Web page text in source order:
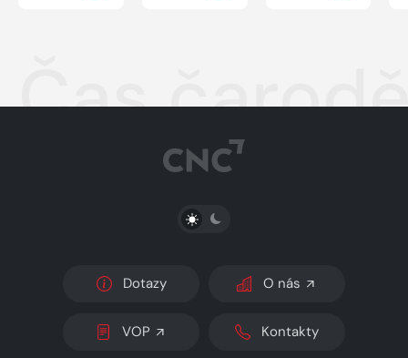
Čas
PŘEPNOUT SVĚTLÝ/TMAVÝ REŽIM
Dotazy O nás
VOP Kontakty